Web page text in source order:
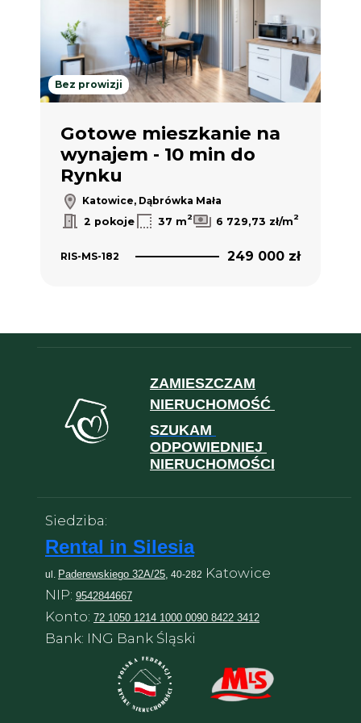
Bez prowizji
Gotowe mieszkanie na
wynajem - 10 min do
Rynku
Katowice, Dąbrówka Mała
2 pokoje
37 m2 6 729,73 zł/m2
RIS-MS-182 249 000 zł
ZAMIESZCZAM
NIERUCHOMOŚĆ
SZUKAM
ODPOWIEDNIEJ
NIERUCHOMOŚCI
Siedziba:
Rental in Silesia
ul. Paderewskiego 32A/25, 40-282 Katowice
NIP: 9542844667
Konto: 72 1050 1214 1000 0090 8422 3412
Bank: ING Bank Śląski